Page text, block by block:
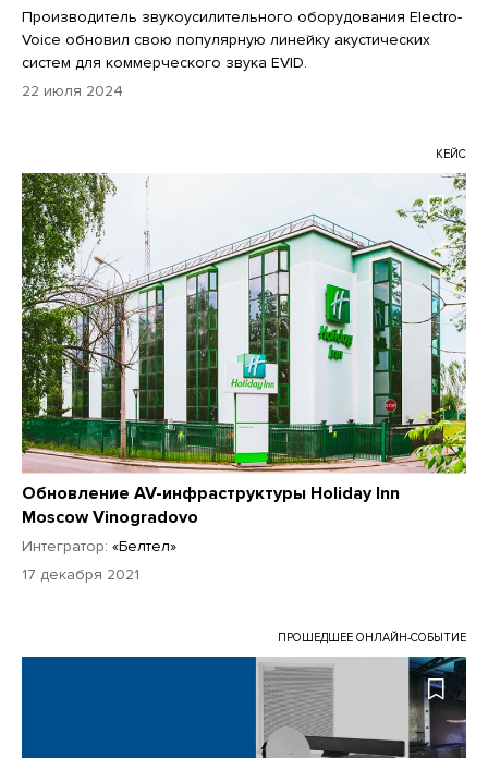
Производитель звукоусилительного оборудования Electro-
Voice обновил свою популярную линейку акустических
систем для коммерческого звука EVID.
22 июля 2024
КЕЙС
Обновление AV-инфраструктуры Holiday Inn
Moscow Vinogradovo
Интегратор: «Белтел»
17 декабря 2021
ПРОШЕДШЕЕ ОНЛАЙН-СОБЫТИЕ